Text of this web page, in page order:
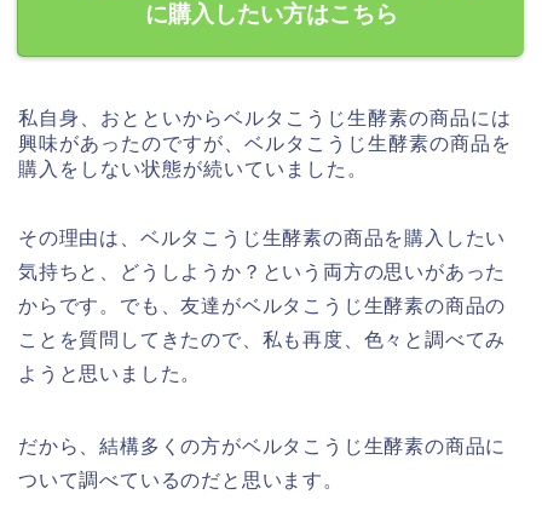
に購入したい方はこちら
私自身、おとといからベルタこうじ生酵素の商品には
興味があったのですが、ベルタこうじ生酵素の商品を
購入をしない状態が続いていました。
その理由は、ベルタこうじ生酵素の商品を購入したい
気持ちと、どうしようか？という両方の思いがあった
からです。でも、友達がベルタこうじ生酵素の商品の
ことを質問してきたので、私も再度、色々と調べてみ
ようと思いました。
だから、結構多くの方がベルタこうじ生酵素の商品に
ついて調べているのだと思います。